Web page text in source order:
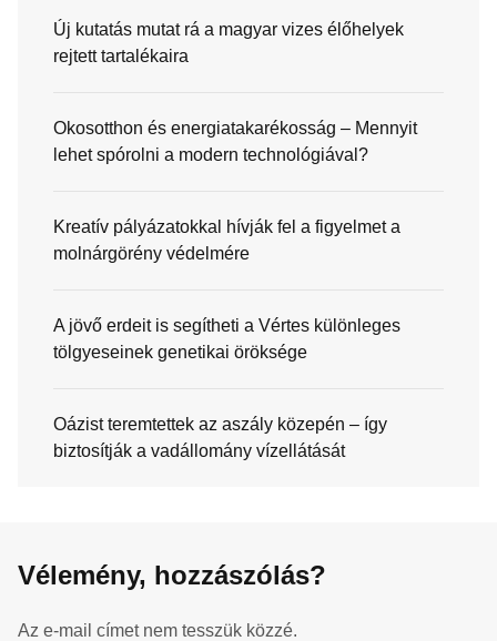
Új kutatás mutat rá a magyar vizes élőhelyek
rejtett tartalékaira
Okosotthon és energiatakarékosság – Mennyit
lehet spórolni a modern technológiával?
Kreatív pályázatokkal hívják fel a figyelmet a
molnárgörény védelmére
A jövő erdeit is segítheti a Vértes különleges
tölgyeseinek genetikai öröksége
Oázist teremtettek az aszály közepén – így
biztosítják a vadállomány vízellátását
Vélemény, hozzászólás?
Az e-mail címet nem tesszük közzé.